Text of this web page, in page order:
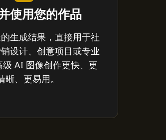
使用您的作品
生成结果，直接用于社
设计、创意项目或专业
AI 图像创作更快、更
晰、更易用。